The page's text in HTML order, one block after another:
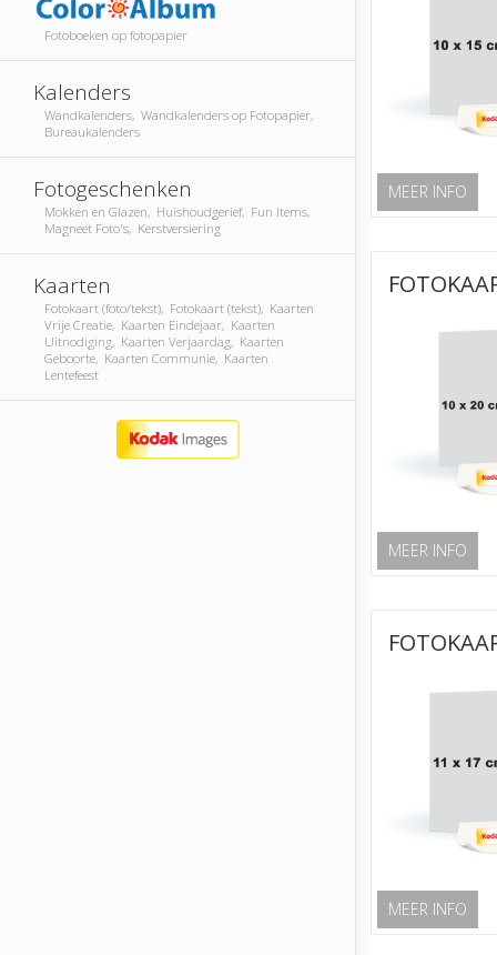
Fotoboeken op fotopapier
Kalenders
Wandkalenders, Wandkalenders op Fotopapier,
Bureaukalenders
Fotogeschenken
Mokken en Glazen, Huishoudgerief, Fun Items,
Magneet Foto's, Kerstversiering
Kaarten
Fotokaart (foto/tekst), Fotokaart (tekst), Kaarten
Vrije Creatie, Kaarten Eindejaar, Kaarten
Uitnodiging, Kaarten Verjaardag, Kaarten
Geboorte, Kaarten Communie, Kaarten
Lentefeest
MEER INFO
MEER INFO
MEER INFO